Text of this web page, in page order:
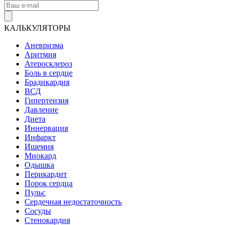
КАЛЬКУЛЯТОРЫ
Аневризма
Аритмия
Атеросклероз
Боль в сердце
Брадикардия
ВСД
Гипертензия
Давление
Диета
Иннервация
Инфаркт
Ишемия
Миокард
Одышка
Перикардит
Порок сердца
Пульс
Сердечная недостаточность
Сосуды
Стенокардия